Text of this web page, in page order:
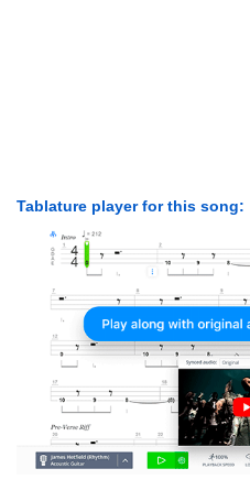
Tablature player for this song: